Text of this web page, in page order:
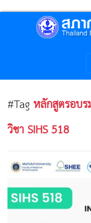
#Tagหลักสูตรอบร
วิชา SIHS 518